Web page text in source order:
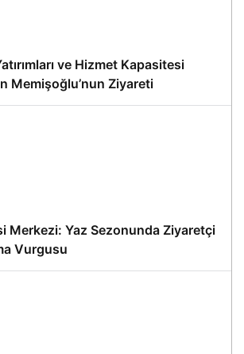
ve Hizmet Kapasitesi
Memişoğlu’nun Ziyareti
Merkezi: Yaz Sezonunda Ziyaretçi
Vurgusu